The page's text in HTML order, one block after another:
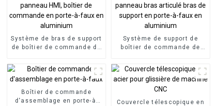
Système de bras de support
de boîtier de commande de
commande en porte-à-faux
en aluminium
Système de support de
boîtier de commande de
de support en porte-à-faux
en aluminium
Boîtier de commande
d'assemblage en porte-à-
Couvercle télescopique en